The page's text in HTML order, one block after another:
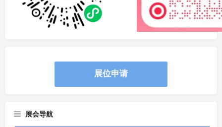
展位申请
展会导航